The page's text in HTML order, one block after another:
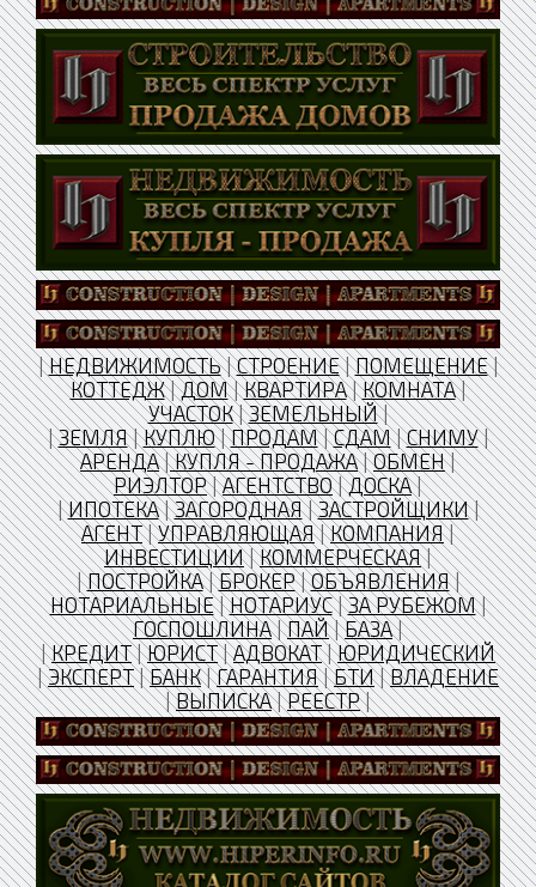
|НЕДВИЖИМОСТЬ|СТРОЕНИЕ|ПОМЕЩЕНИЕ|
КОТТЕДЖ|ДОМ|КВАРТИРА|КОМНАТА|
УЧАСТОК|ЗЕМЕЛЬНЫЙ|
|ЗЕМЛЯ|КУПЛЮ|ПРОДАМ|СДАМ|СНИМУ|
АРЕНДА| КУПЛЯ - ПРОДАЖА|ОБМЕН|
РИЭЛТОР|АГЕНТСТВО|ДОСКА|
|ИПОТЕКА|ЗАГОРОДНАЯ|ЗАСТРОЙЩИКИ|
АГЕНТ|УПРАВЛЯЮЩАЯ|КОМПАНИЯ|
ИНВЕСТИЦИИ|КОММЕРЧЕСКАЯ|
|ПОСТРОЙКА|БРОКЕР|ОБЪЯВЛЕНИЯ|
НОТАРИАЛЬНЫЕ|НОТАРИУС|ЗА РУБЕЖОМ|
ГОСПОШЛИНА|ПАЙ|БАЗА|
|КРЕДИТ|ЮРИСТ|АДВОКАТ|ЮРИДИЧЕСКИЙ
|ЭКСПЕРТ|БАНК|ГАРАНТИЯ|БТИ|ВЛАДЕНИЕ
|ВЫПИСКА|РЕЕСТР|